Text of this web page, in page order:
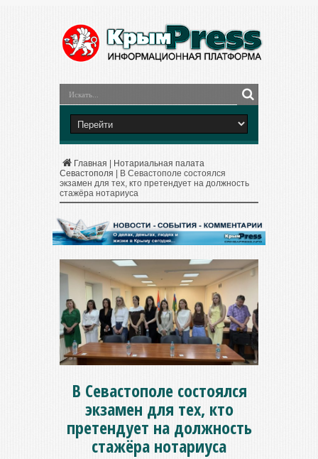
Главная
Нотариальная палата
Севастополя
В Севастополе состоялся
экзамен для тех, кто претендует на должность
стажёра нотариуса
В Севастополе состоялся
экзамен для тех, кто
претендует на должность
стажёра нотариуса